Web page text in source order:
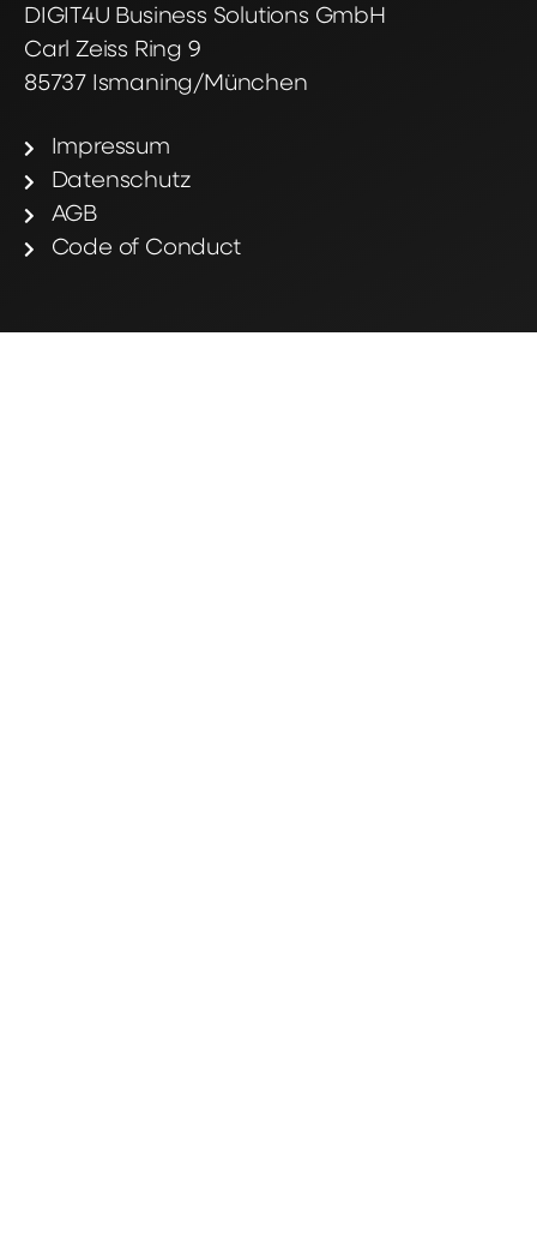
DIGIT4U Business Solutions GmbH
Carl Zeiss Ring 9
85737 Ismaning/München
Impressum
Datenschutz
AGB
Code of Conduct